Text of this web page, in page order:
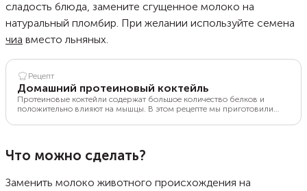
сладость блюда, замените сгущенное молоко на
натуральный пломбир. При желании используйте семена
чиа вместо льняных.
Рецепт
Домашний протеиновый коктейль
Протеиновые коктейли содержат большое количество белков и
положительно влияют на мышцы. В этом рецепте мы приготовили
получился полезным и при этом очень вкусным. Если вы не любите
Что можно сделать?
Заменить молоко животного происхождения на